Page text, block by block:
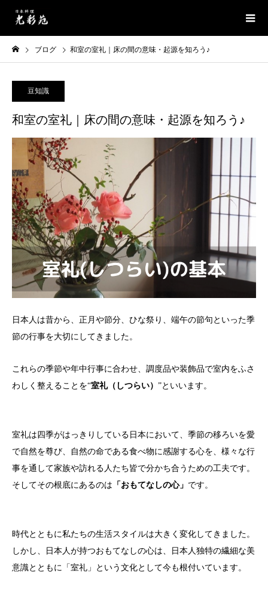
ブログ 和室の室礼｜床の間の意味・起源を知ろう♪
豆知識
和室の室礼｜床の間の意味・起源を知ろう♪
日本人は昔から、正月や節分、ひな祭り、端午の節句といった季
節の行事を大切にしてきました。
これらの季節や年中行事に合わせ、調度品や装飾品で室内をふさ
わしく整えることを“室礼（しつらい） ”といいます。
室礼は四季がはっきりしている日本において、季節の移ろいを愛
で自然を尊び、自然の命である食べ物に感謝する心を、様々な行
事を通して家族や訪れる人たち皆で分かち合うための工夫です。
そしてその根底にあるのは 「おもてなしの心」 です。
時代とともに私たちの生活スタイルは大きく変化してきました。
しかし、日本人が持つおもてなしの心は、日本人独特の繊細な美
意識とともに「室礼」という文化として今も根付いています。